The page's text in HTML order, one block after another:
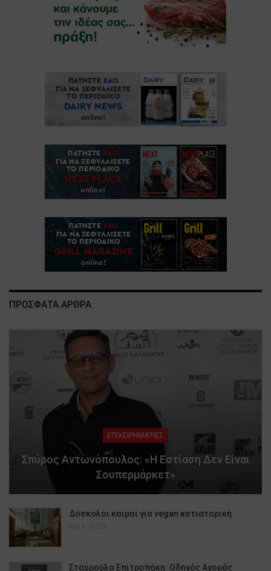
ΠΡΟΣΦΑΤΑ ΑΡΘΡΑ
ΕΠΙΧΕΙΡΗΜΑΤΙΕΣ
Σπύρος Αντωνόπουλος: «Η Εστίαση Δεν Είναι
Σουπερμάρκετ»
Δύσκολοι καιροί για vegan εστιατορική
Ιαν 1, 2026
Σταυρούλα Επιτροπάκη: Οδηγός Αγοράς